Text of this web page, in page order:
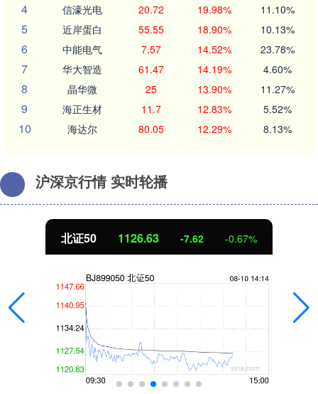
4 信濠光电 20.72 19.98% 11.10%
5 近岸蛋白 55.55 18.90% 10.13%
6 中能电气 7.57 14.52% 23.78%
7 华大智造 61.47 14.19% 4.60%
8 晶华微 25 13.90% 11.27%
9 海正生材 11.7 12.83% 5.52%
10 海达尔 80.05 12.29% 8.13%
沪深京行情 实时轮播
-0.67% 创业板指